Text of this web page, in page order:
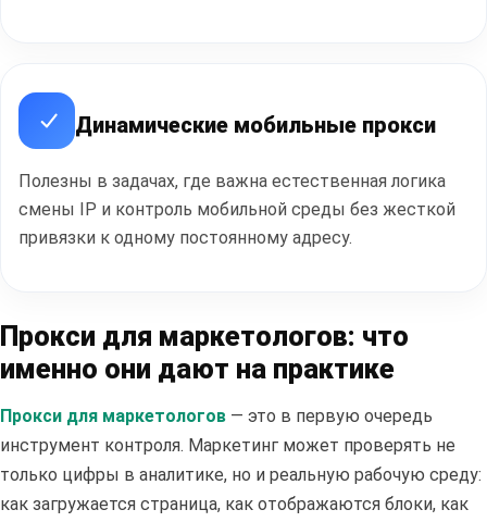
Динамические мобильные прокси
Полезны в задачах, где важна естественная логика
смены IP и контроль мобильной среды без жесткой
привязки к одному постоянному адресу.
Прокси для маркетологов: что
именно они дают на практике
Прокси для маркетологов — это в первую очередь
инструмент контроля. Маркетинг может проверять не
только цифры в аналитике, но и реальную рабочую среду:
как загружается страница, как отображаются блоки, как